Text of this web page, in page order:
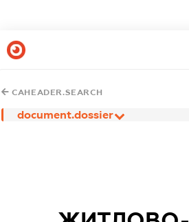
CAHEADER.SEARCH
document.dossier